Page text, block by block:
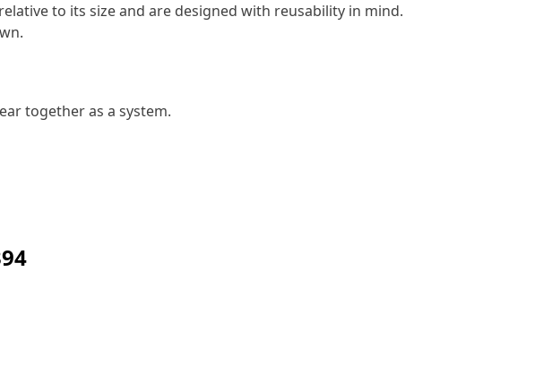
to its size and are designed with reusability in mind.
together as a system.